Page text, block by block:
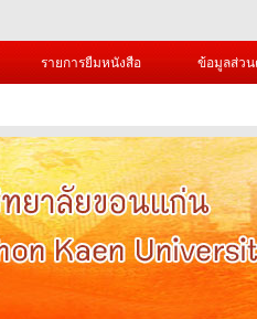
รายการยืมหนังสือ ข้อมูลส่ว